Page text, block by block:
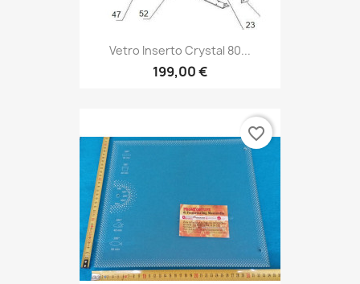
Vetro Inserto Crystal 80...
199,00 €
favorite_border